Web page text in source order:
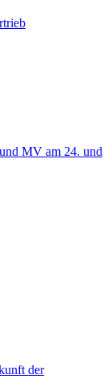
MV am 24. und
der